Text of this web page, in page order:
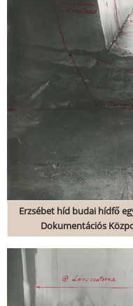
Erzsébet híd budai hídfő
Dokumentációs